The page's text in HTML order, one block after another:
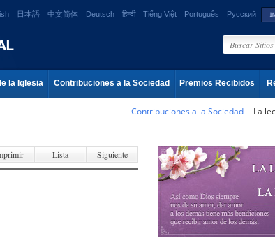
日本語 中文简体 Deutsch हिन्दी Tiếng Việt Português Русский
la Iglesia Contribuciones a la Sociedad Premios Recibidos
Contribuciones a la Sociedad La
Lista Siguiente